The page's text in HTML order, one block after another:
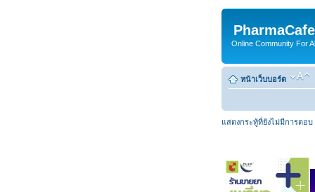
Online Community For
หน้าเว็บบอร์ด
แสดงกระทู้ที่ยังไม่มีการตอบ